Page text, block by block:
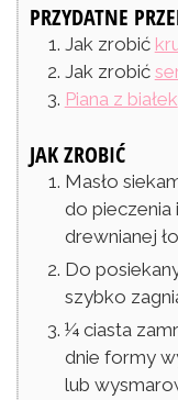
PRZYDATNE
Jak zrobić
Jak zrobić
Piana z białek
JAK ZROBIĆ
Masło
do pieczenia
drewnianej
Do
szybko
¼ ciasta
dnie formy
lub